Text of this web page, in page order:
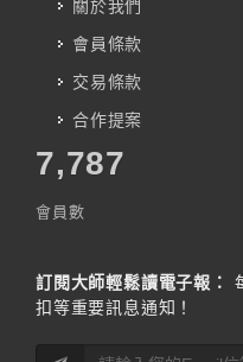
關於我們
會員條款
交易條款
合作提案
7,787
會員數
訂閱大師輕鬆讀電子報：
扣等重要訊息通知！